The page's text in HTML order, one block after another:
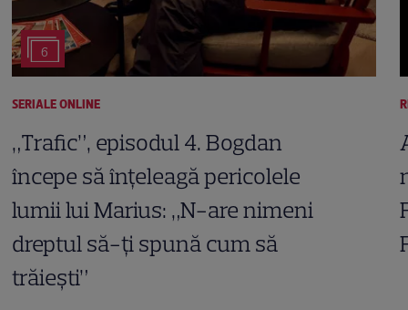
6
SERIALE ONLINE
„Trafic”, episodul 4. Bogdan
începe să înțeleagă pericolele
lumii lui Marius: „N-are nimeni
dreptul să-ți spună cum să
trăiești”